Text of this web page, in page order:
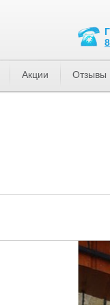
Акции Отзывы